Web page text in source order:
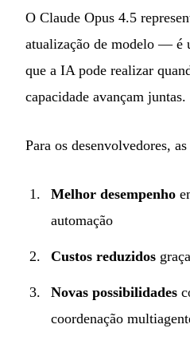
O Claude Opus 4.5
atualização de modelo — é
que a IA pode realizar
capacidade avançam juntas.
Para os desenvolvedores,
Melhor desempenho
automação
Custos reduzidos
Novas possibilidades
coordenação